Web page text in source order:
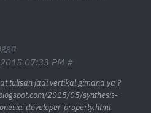
07:33 PM
tulisan jadi vertikal gimana ya ?
2015/05/synthesis-
developer-property.html